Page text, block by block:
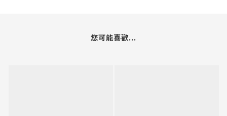
您可能喜歡...